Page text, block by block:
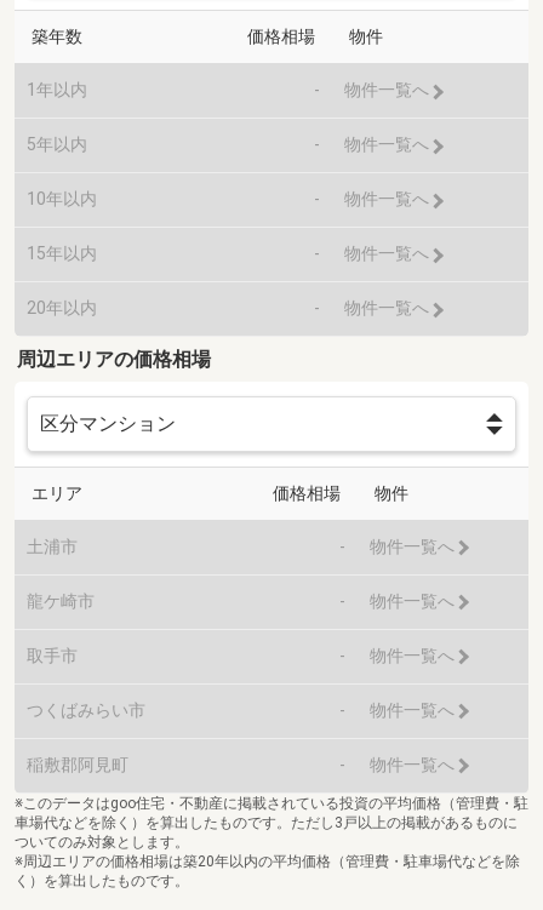
築年数 価格相場 物件
1年以内 - 物件一覧へ
5年以内 - 物件一覧へ
10年以内 - 物件一覧へ
15年以内 - 物件一覧へ
20年以内 - 物件一覧へ
周辺エリアの価格相場
エリア 価格相場 物件
土浦市 - 物件一覧へ
龍ケ崎市 - 物件一覧へ
取手市 - 物件一覧へ
つくばみらい市 - 物件一覧へ
稲敷郡阿見町 - 物件一覧へ
※このデータはgoo住宅・不動産に掲載されている投資の平均価格（管理費・駐
車場代などを除く）を算出したものです。ただし3戸以上の掲載があるものに
ついてのみ対象とします。
※周辺エリアの価格相場は築20年以内の平均価格（管理費・駐車場代などを除
く）を算出したものです。